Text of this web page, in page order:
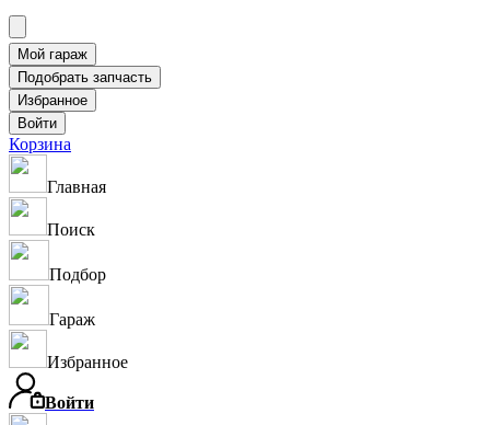
Корзина
Главная
Поиск
Подбор
Гараж
Избранное
Войти